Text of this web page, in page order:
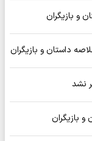
و بازیگران
داستان و بازیگران
نشد
بازیگران